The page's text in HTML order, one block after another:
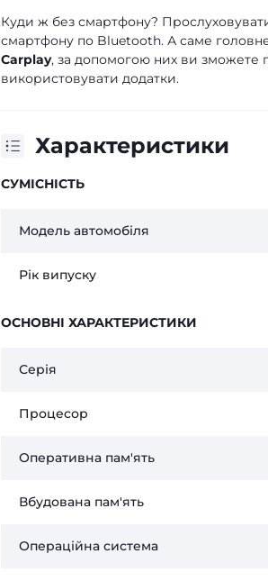
Куди ж без смартфону?
смартфону по Bluetooth. А саме
Carplay, за допомогою них ви зможете
використовувати додатки.
Характеристики
СУМІСНІСТЬ
Модель автомобіля
Рік випуску
ОСНОВНІ ХАРАКТЕРИСТИКИ
Серія
Процесор
Оперативна пам'ять
Вбудована пам'ять
Операційна система